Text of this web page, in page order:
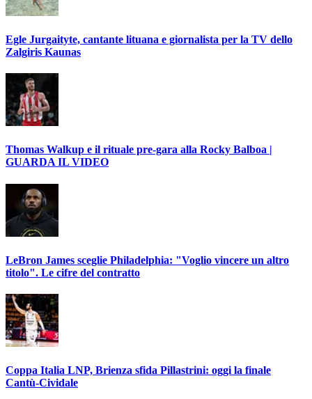
Egle Jurgaityte, cantante lituana e giornalista per la TV dello
Zalgiris Kaunas
Thomas Walkup e il rituale pre-gara alla Rocky Balboa |
GUARDA IL VIDEO
LeBron James sceglie Philadelphia: "Voglio vincere un altro
titolo". Le cifre del contratto
Coppa Italia LNP, Brienza sfida Pillastrini: oggi la finale
Cantù-Cividale